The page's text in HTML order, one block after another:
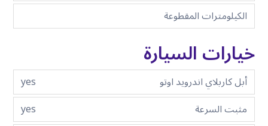
الكيلومترات المقطوعة
خيارات السيارة
أبل كاربلاي اندرويد اوتو
yes
مثبت السرعة
yes